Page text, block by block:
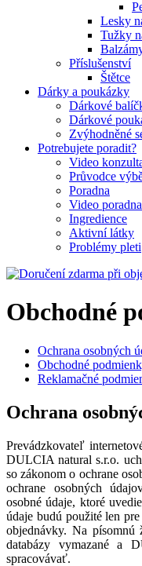
Lesky
Tužky
Příslušenství
Štětce
Dárky a poukázky
Dárkové
Dárkové
Zvýhodněné
Potrebujete poradit?
Video
Průvodce
Poradna
Video poradna
Ingredience
Aktivní látky
Problémy pleti
Obchodné
Ochrana osobných
Obchodné
Reklamačné
Ochrana
Prevádzkovateľ
DULCIA natural s.r.o.
so zákonom o ochrane
ochrane osobných
osobné údaje, ktoré
údaje budú použité len
objednávky. Na písomnú
databázy vymazané a
spracovávať.